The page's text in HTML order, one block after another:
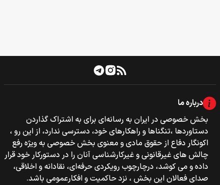
درباره ما
بخش خصوصی‌‌ در ایران به رسانه‌ای برای به اشتراک گذاردن
دستاوردها ،تنگناها و راهکارهای خود، دسترسی ندارد، از این رو ،
اکونگار دفاع از حقوق مادی و معنوی بخش خصوصی به ویژه رفع
چالش های غیرقانونی و غیرکارشناسی آنان را در دستورکار خود قرار
داده و می کوشد، درچارچوب رویکردی حرفه‌ای، نقادانه و اخلاقی،
صدای فعالان این بخش ، نزد حاکمیت و افکارعمومی باشد.